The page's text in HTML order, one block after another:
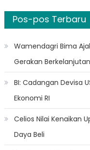
Pos-pos Terbaru
Wamendagri Bima
Gerakan Berkelanjutan
BI: Cadangan Devisa
Ekonomi RI
Celios Nilai Kenaikan
Daya Beli